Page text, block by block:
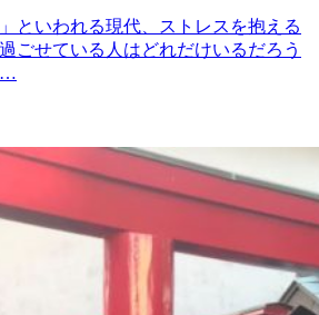
といわれる現代、ストレスを抱える
ごせている人はどれだけいるだろう
…